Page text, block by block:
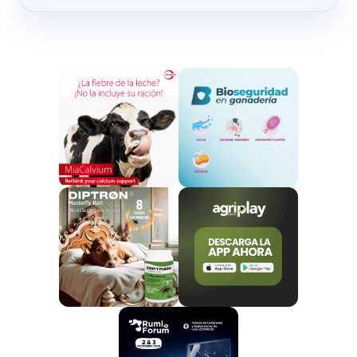
todo ciervos) y domésticos (en particular bovinos) ha
En su comunicado, el departamento francés de
Agricultura señaló que más allá de la presencia de
esta epizootia desde hace mucho tiempo en
Norteamérica, actualmente se tiene constancia de
casos en Italia (en las islas de Cerdeña y Sicilia), en
Portugal y en España.
Y más en concreto, precisó que en la península
ibérica se ha puesto en evidenciael avance de la
enfermedad entre la fauna salvaje y en las granjas del
sur hacia el norte y el este, de forma que
“los últimos
casos censados por las autoridades españolas a
finales de agosto se situaban a menos de 100
kilómetros de la frontera francesa”.